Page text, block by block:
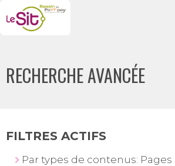
RECHERCHE AVANCÉE
FILTRES ACTIFS
Par types de contenus: Pages